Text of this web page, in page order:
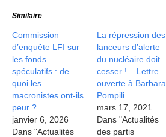
Similaire
Commission
d’enquête LFI sur
les fonds
spéculatifs : de
quoi les
macronistes ont-ils
peur ?
janvier 6, 2026
Dans "Actualités
La répression des
lanceurs d’alerte
du nucléaire doit
cesser ! – Lettre
ouverte à Barbara
Pompili
mars 17, 2021
Dans "Actualités
des partis